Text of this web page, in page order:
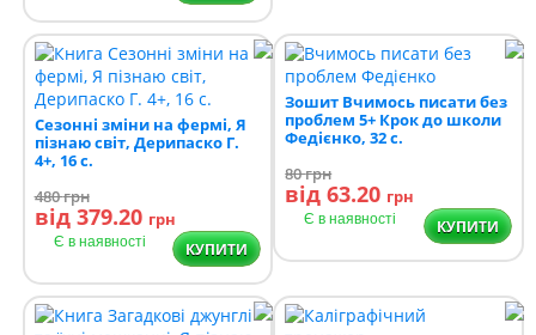
Сезонні зміни на фермі, Я
пізнаю світ, Дерипаско Г.
4+, 16 с.
480грн
від 379.20 грн
Є в наявності КУПИТИ
Зошит Вчимось писати без
проблем 5+ Крок до школи
Федієнко, 32 с.
80грн
від 63.20 грн
Є в наявності КУПИТИ